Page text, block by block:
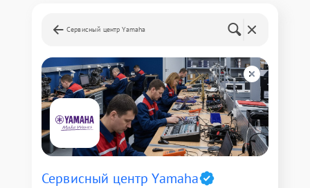
Сервисный центр Yamaha
Сервисный центр Yamaha